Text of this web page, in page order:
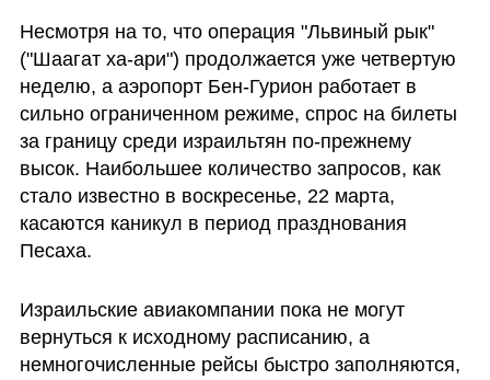
Несмотря на то, что операция "Львиный рык"
("Шаагат ха-ари") продолжается уже четвертую
неделю, а аэропорт Бен-Гурион работает в
сильно ограниченном режиме, спрос на билеты
за границу среди израильтян по-прежнему
высок. Наибольшее количество запросов, как
стало известно в воскресенье, 22 марта,
касаются каникул в период празднования
Песаха.
Израильские авиакомпании пока не могут
вернуться к исходному расписанию, а
немногочисленные рейсы быстро заполняются,